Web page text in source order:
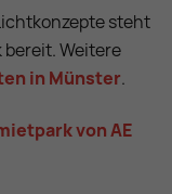
steht
bereit. Weitere
in Münster.
von AE